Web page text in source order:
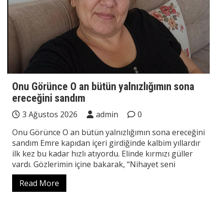
Onu Görünce O an bütün yalnızlığımın sona
ereceğini sandım
3 Ağustos 2026 admin
0
Onu Görünce O an bütün yalnızlığımın sona ereceğini
sandım Emre kapıdan içeri girdiğinde kalbim yıllardır
ilk kez bu kadar hızlı atıyordu. Elinde kırmızı güller
vardı. Gözlerimin içine bakarak, “Nihayet seni
Read More